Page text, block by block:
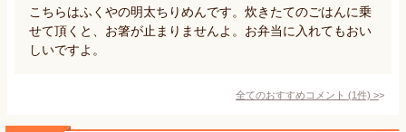
こちらはふくやの明太ちりめんです。炊きたてのごはんに乗
せて頂くと、お箸が止まりませんよ。お弁当に入れてもおい
しいですよ。
全てのおすすめコメント (1件) >